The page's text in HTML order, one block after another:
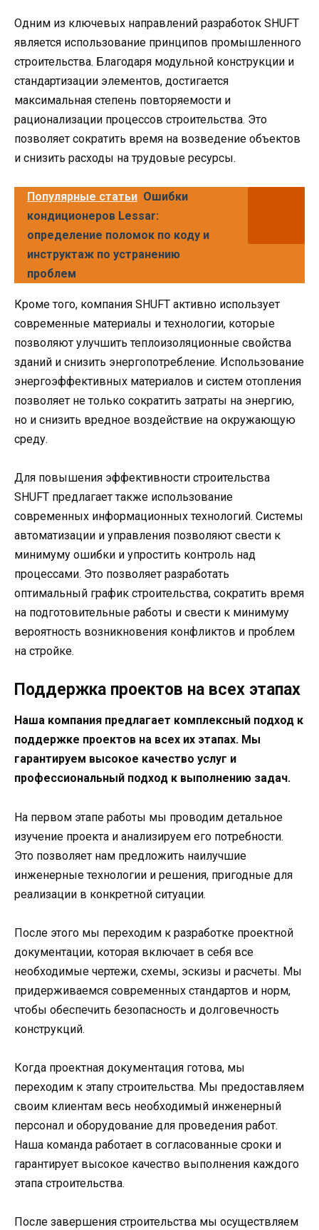
Одним из ключевых направлений разработок SHUFT
является использование принципов промышленного
строительства. Благодаря модульной конструкции и
стандартизации элементов, достигается
максимальная степень повторяемости и
рационализации процессов строительства. Это
позволяет сократить время на возведение объектов
и снизить расходы на трудовые ресурсы.
Популярные статьи Ошибки
кондиционеров Lessar:
определение поломок по коду и
инструктаж по устранению
проблем
Кроме того, компания SHUFT активно использует
современные материалы и технологии, которые
позволяют улучшить теплоизоляционные свойства
зданий и снизить энергопотребление. Использование
энергоэффективных материалов и систем отопления
позволяет не только сократить затраты на энергию,
но и снизить вредное воздействие на окружающую
среду.
Для повышения эффективности строительства
SHUFT предлагает также использование
современных информационных технологий. Системы
автоматизации и управления позволяют свести к
минимуму ошибки и упростить контроль над
процессами. Это позволяет разработать
оптимальный график строительства, сократить время
на подготовительные работы и свести к минимуму
вероятность возникновения конфликтов и проблем
на стройке.
Поддержка проектов на всех этапах
Наша компания предлагает комплексный подход к
поддержке проектов на всех их этапах. Мы
гарантируем высокое качество услуг и
профессиональный подход к выполнению задач.
На первом этапе работы мы проводим детальное
изучение проекта и анализируем его потребности.
Это позволяет нам предложить наилучшие
инженерные технологии и решения, пригодные для
реализации в конкретной ситуации.
После этого мы переходим к разработке проектной
документации, которая включает в себя все
необходимые чертежи, схемы, эскизы и расчеты. Мы
придерживаемся современных стандартов и норм,
чтобы обеспечить безопасность и долговечность
конструкций.
Когда проектная документация готова, мы
переходим к этапу строительства. Мы предоставляем
своим клиентам весь необходимый инженерный
персонал и оборудование для проведения работ.
Наша команда работает в согласованные сроки и
гарантирует высокое качество выполнения каждого
этапа строительства.
После завершения строительства мы осуществляем